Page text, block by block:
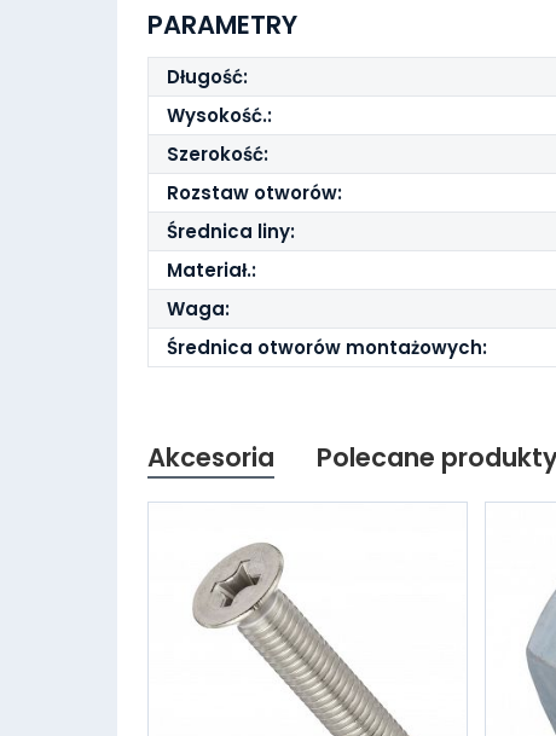
PARAMETRY
Długość:
Wysokość.:
Szerokość:
Rozstaw otworów:
Średnica liny:
Materiał.:
Waga:
Średnica otworów montażowych:
Akcesoria Polecane